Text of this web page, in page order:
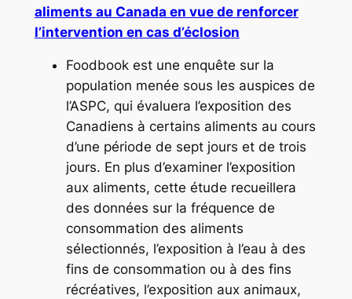
aliments au Canada en vue de renforcer
l’intervention en cas d’éclosion
Foodbook est une enquête sur la
population menée sous les auspices de
l’ASPC, qui évaluera l’exposition des
Canadiens à certains aliments au cours
d’une période de sept jours et de trois
jours. En plus d’examiner l’exposition
aux aliments, cette étude recueillera
des données sur la fréquence de
consommation des aliments
sélectionnés, l’exposition à l’eau à des
fins de consommation ou à des fins
récréatives, l’exposition aux animaux,